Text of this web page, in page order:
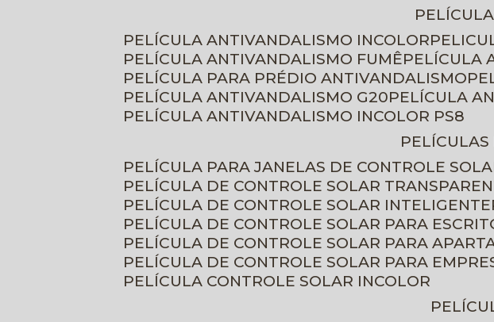
PELÍCULA ANTIVANDALISMO INCOLOR
PELÍCULA ANTIVANDALISMO FUMÊ
PELÍCULA PARA PRÉDIO ANTIVANDALISMO
PELÍCULA ANTIVANDALISMO G20
PELÍCULA
PELÍCULA ANTIVANDALISMO INCOLOR PS8
PELÍCULA PARA JANELAS DE CONTROLE
PELÍCULA DE CONTROLE SOLAR
PELÍCULA DE CONTROLE SOLAR INTELIGENTE
PELÍCULA DE CONTROLE SOLAR PARA
PELÍCULA DE CONTROLE SOLAR PARA
PELÍCULA DE CONTROLE SOLAR PARA
PELÍCULA CONTROLE SOLAR INCOLOR